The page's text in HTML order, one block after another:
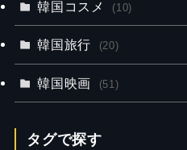
韓国コスメ (10)
韓国旅行 (20)
韓国映画 (51)
タグで探す